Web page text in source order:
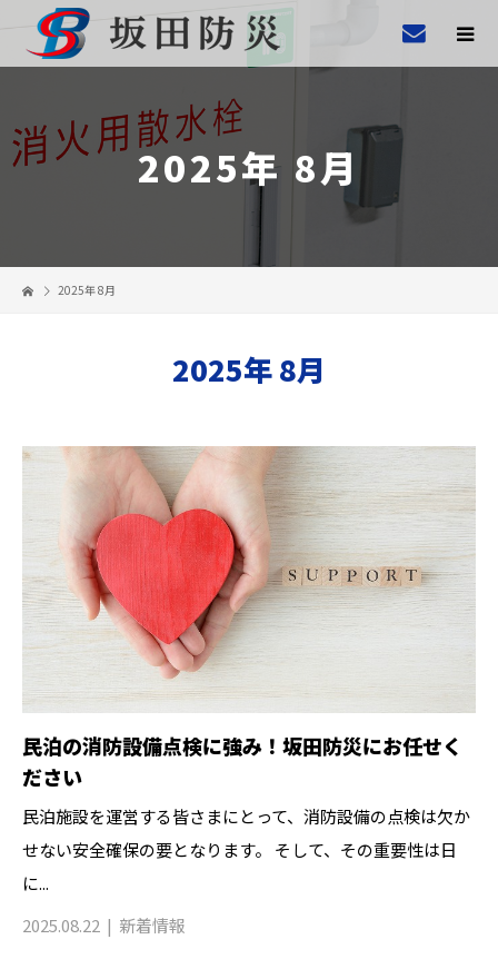
2025年 8月
2025年 8月
2025年 8月
民泊の消防設備点検に強み！坂田防災にお任せく
ださい
民泊施設を運営する皆さまにとって、消防設備の点検は欠か
せない安全確保の要となります。 そして、その重要性は日
に...
2025.08.22
新着情報